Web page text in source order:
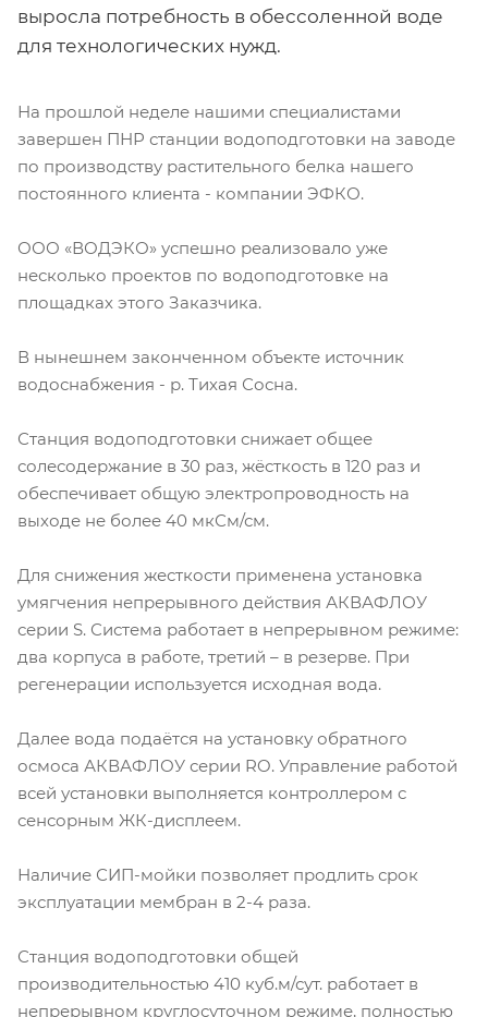
выросла потребность в обессоленной воде
для технологических нужд.
На прошлой неделе нашими специалистами
завершен ПНР станции водоподготовки на заводе
по производству растительного белка нашего
постоянного клиента - компании ЭФКО.
ООО «ВОДЭКО» успешно реализовало уже
несколько проектов по водоподготовке на
площадках этого Заказчика.
В нынешнем законченном объекте источник
водоснабжения - р. Тихая Сосна.
Станция водоподготовки снижает общее
солесодержание в 30 раз, жёсткость в 120 раз и
обеспечивает общую электропроводность на
выходе не более 40 мкСм/см.
Для снижения жесткости применена установка
умягчения непрерывного действия АКВАФЛОУ
серии S. Система работает в непрерывном режиме:
два корпуса в работе, третий – в резерве. При
регенерации используется исходная вода.
Далее вода подаётся на установку обратного
осмоса АКВАФЛОУ серии RO. Управление работой
всей установки выполняется контроллером с
сенсорным ЖК-дисплеем.
Наличие СИП-мойки позволяет продлить срок
эксплуатации мембран в 2-4 раза.
Станция водоподготовки общей
производительностью 410 куб.м/сут. работает в
непрерывном круглосуточном режиме, полностью